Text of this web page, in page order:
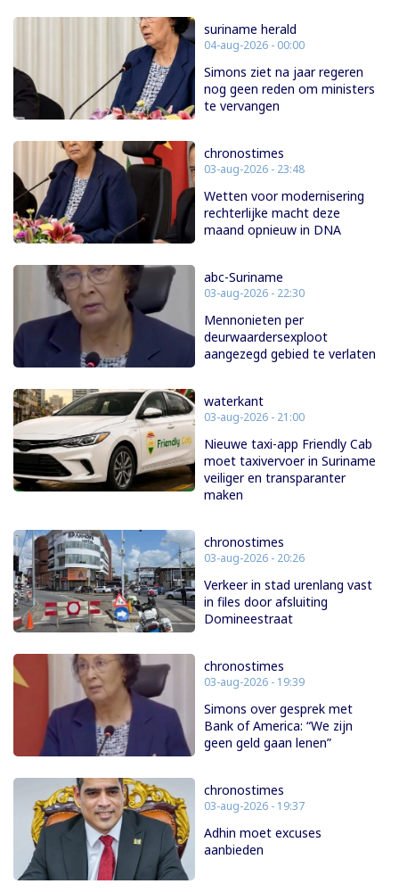
suriname herald
04-aug-2026 - 00:00
Simons ziet na jaar regeren
nog geen reden om ministers
te vervangen
chronostimes
03-aug-2026 - 23:48
Wetten voor modernisering
rechterlijke macht deze
maand opnieuw in DNA
abc-Suriname
03-aug-2026 - 22:30
Mennonieten per
deurwaardersexploot
aangezegd gebied te verlaten
waterkant
03-aug-2026 - 21:00
Nieuwe taxi-app Friendly Cab
moet taxivervoer in Suriname
veiliger en transparanter
maken
chronostimes
03-aug-2026 - 20:26
Verkeer in stad urenlang vast
in files door afsluiting
Domineestraat
chronostimes
03-aug-2026 - 19:39
Simons over gesprek met
Bank of America: “We zijn
geen geld gaan lenen”
chronostimes
03-aug-2026 - 19:37
Adhin moet excuses
aanbieden